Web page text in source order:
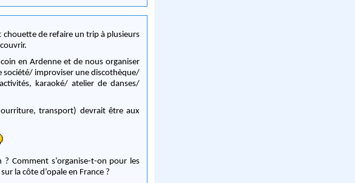
en Ardenne et de nous organiser
improviser une discothèque/
karaoké/ atelier de danses/
transport) devrait être aux
Comment s’organise-t-on pour les
la côte d’opale en France ?